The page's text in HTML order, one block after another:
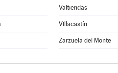
Valtiendas
Villacastín
Zarzuela del Monte